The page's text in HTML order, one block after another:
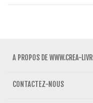
A PROPOS DE WWW.CREA-
CONTACTEZ-NOUS